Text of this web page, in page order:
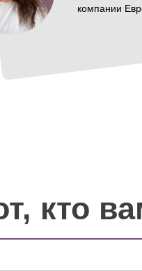
компании
кто